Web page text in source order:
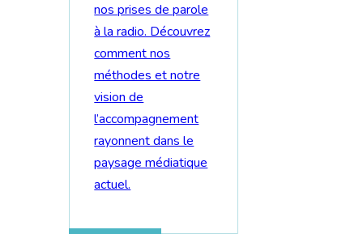
nos prises de parole
à la radio. Découvrez
comment nos
méthodes et notre
vision de
l’accompagnement
rayonnent dans le
paysage médiatique
actuel.